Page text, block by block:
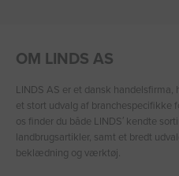
OM LINDS AS
LINDS AS er et dansk
et stort udvalg af branchespecifikke
os finder du både LINDS′ kendte
landbrugsartikler, samt et bredt
beklædning og værktøj.